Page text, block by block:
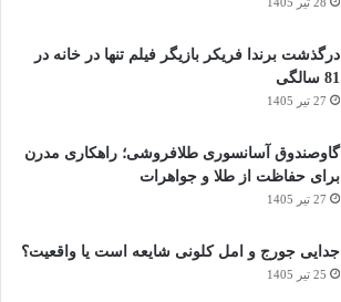
درگذشت برندا فریکر بازیگر فیلم تنها در خانه در
81 سالگی
27 تیر 1405
گاوصندوق آسانسوری طلافروشی؛ راهکاری مدرن
برای حفاظت از طلا و جواهرات
27 تیر 1405
جدایی جورج و امل کلونی شایعه است یا واقعیت؟
25 تیر 1405